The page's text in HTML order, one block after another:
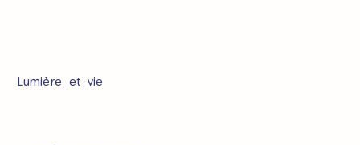
Lumière et vie